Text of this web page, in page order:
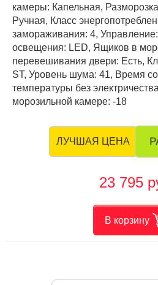
камеры: Капельная,
Ручная, Класс
замораживания: 4,
освещения: LED, Ящиков в
перевешивания двери: Есть,
ST, Уровень шума: 41, Время
температуры без
морозильной камере: -18
ЛУЧШАЯ ЦЕНА
23 795
В корзину